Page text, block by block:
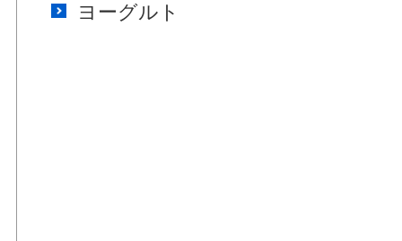
ヨーグルト